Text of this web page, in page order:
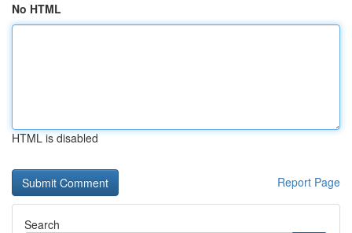
No HTML
HTML is disabled
Report Page
Search